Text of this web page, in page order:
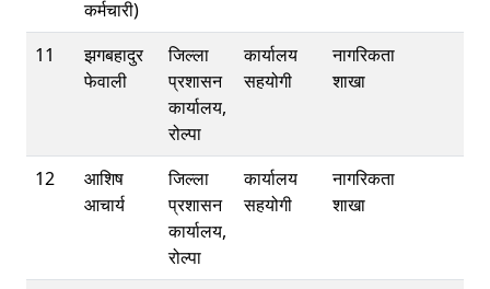
कर्मचारी)
11
झगबहादुर
फेवाली
जिल्ला
प्रशासन
कार्यालय,
रोल्पा
कार्यालय
सहयोगी
नागरिकता
शाखा
12
आशिष
आचार्य
जिल्ला
प्रशासन
कार्यालय,
रोल्पा
कार्यालय
सहयोगी
नागरिकता
शाखा